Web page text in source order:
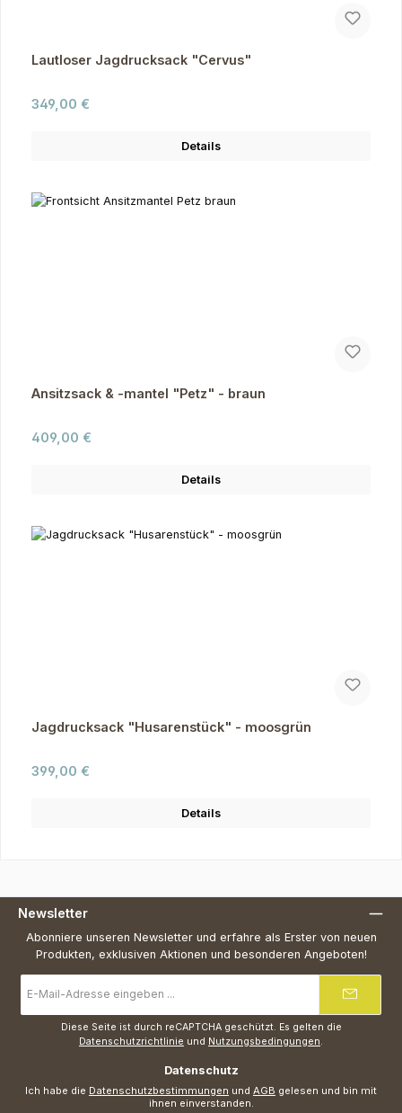
Lautloser Jagdrucksack "Cervus"
Regulärer Preis:
349,00 €
Details
Ansitzsack & -mantel "Petz" - braun
Regulärer Preis:
409,00 €
Details
Jagdrucksack "Husarenstück" - moosgrün
Regulärer Preis:
399,00 €
Details
Newsletter
Abonniere unseren Newsletter und erfahre als Erster von neuen
Produkten, exklusiven Aktionen und besonderen Angeboten!
Mail-
Adresse
Diese Seite ist durch reCAPTCHA geschützt. Es gelten die
Datenschutzrichtlinie und Nutzungsbedingungen.
Datenschutz
Ich habe die Datenschutzbestimmungen und AGB gelesen und bin mit
ihnen einverstanden.